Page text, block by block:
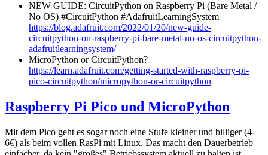
NEW GUIDE: CircuitPython on Raspberry Pi (Bare Metal /
No OS) #CircuitPython #AdafruitLearningSystem
https://blog.adafruit.com/2022/01/20/new-guide-
circuitpython-on-raspberry-pi-bare-metal-no-os-circuitpython-
adafruitlearningsystem/
MicroPython or CircuitPython?
https://learn.adafruit.com/getting-started-with-raspberry-pi-
pico-circuitpython/micropython-or-circuitpython
Raspberry Pi Pico und MicroPython
Mit dem Pico geht es sogar noch eine Stufe kleiner und billiger (4-
6€) als beim vollen RasPi mit Linux. Das macht den Dauerbetrieb